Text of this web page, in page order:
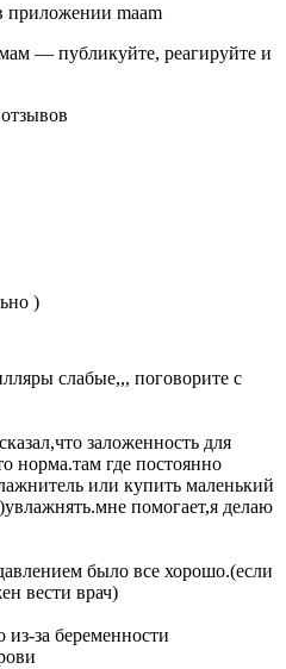
приложении maam
— публикуйте, реагируйте и
)
слабые,,, поговорите с
заложенность для
норма.там где постоянно
или купить маленький
помогает,я делаю
было все хорошо.(если
вести врач)
из-за беременности